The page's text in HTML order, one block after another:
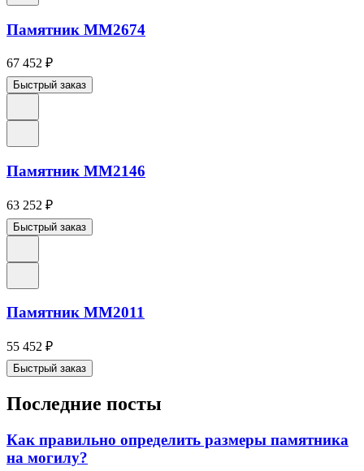
Памятник ММ2674
67 452 ₽
Быстрый заказ
Памятник ММ2146
63 252 ₽
Быстрый заказ
Памятник ММ2011
55 452 ₽
Быстрый заказ
Последние посты
Как правильно определить размеры памятника
на могилу?